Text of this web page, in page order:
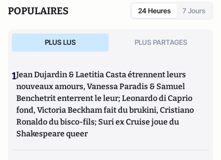
POPULAIRES 24 Heures 7 Jours
PLUS LUS PLUS PARTAGES
1Jean Dujardin & Laetitia Casta étrennent leurs
nouveaux amours, Vanessa Paradis & Samuel
Benchetrit enterrent le leur; Leonardo di Caprio
fond, Victoria Beckham fait du brukini, Cristiano
Ronaldo du bisco-fils; Suri ex Cruise joue du
Shakespeare queer